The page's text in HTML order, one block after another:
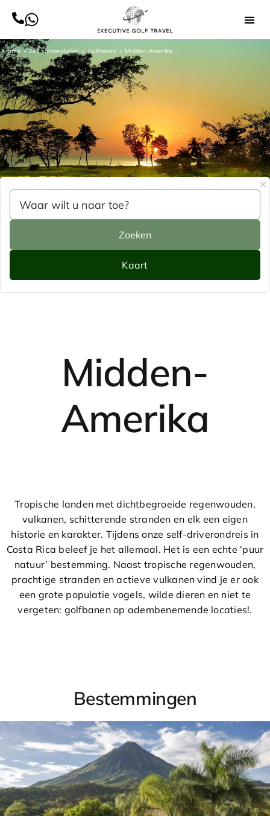
Zoeken
Kaart
Home Zelf samenstellen Golfreizen Midden-Amerika
Midden-
Amerika
Tropische landen met dichtbegroeide regenwouden,
vulkanen, schitterende stranden en elk een eigen
historie en karakter. Tijdens onze self-driverondreis in
Costa Rica beleef je het allemaal. Het is een echte ‘puur
natuur’ bestemming. Naast tropische regenwouden,
prachtige stranden en actieve vulkanen vind je er ook
een grote populatie vogels, wilde dieren en niet te
vergeten: golfbanen op adembenemende locaties!.
Bestemmingen